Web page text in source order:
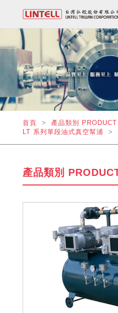
首頁 > 產品類別 PRODUCT
LT 系列單段油式真空幫浦 >
產品類別